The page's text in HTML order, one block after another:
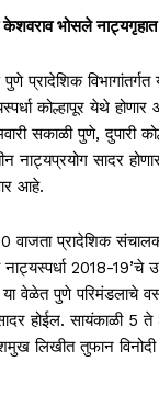
भोसले नाट्यगृहात
प्रादेशिक विभागांतर्गत
कोल्हापूर येथे
सकाळी पुणे, दुपारी
सादर
आहे.
वाजता प्रादेशिक
2018-19’चे
वेळेत पुणे परिमंडलाचे
होईल. सायंकाळी 5 ते
लिखीत तुफान विनोदी